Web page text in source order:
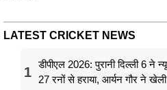
LATEST CRICKET NEWS
1
डीपीएल 2026: पुरानी दिल्ली 6 ने
27 रनों से हराया, आर्यन गौर ने खेली